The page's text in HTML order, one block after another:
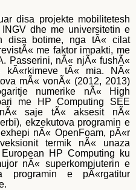
disa projekte mobilitetesh
dhe me universitetin e
disa botime, nga tÃ« cilat
me faktor impakti, me
Passerini, nÃ« njÃ« fushÃ«
kÃ«rkimeve tÃ« mia. NÃ«
mÃ« vonÃ« (2012, 2013)
numerike nÃ« High
me HP Computing SEE
saje tÃ« aksesit nÃ«
ekzekutova programin e
nÃ« OpenFoam, pÃ«r
termik nÃ« unaza
HP Computing ku
nÃ« superkompjuterin e
programin e pÃ«rgatitur